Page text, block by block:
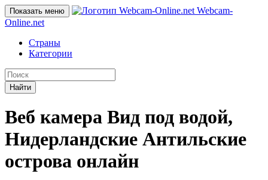
Показать меню
Webcam-
Online.net
Страны
Категории
Найти
Веб камера Вид под водой,
Нидерландские Антильские
острова онлайн